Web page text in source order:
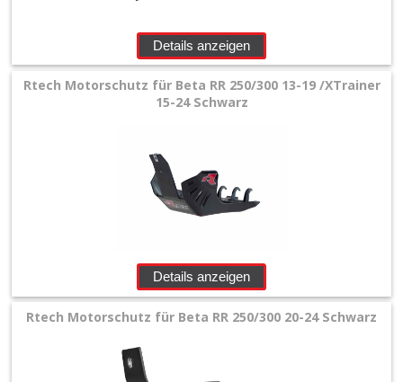
Details anzeigen
Rtech Motorschutz für Beta RR 250/300 13-19 /XTrainer
15-24 Schwarz
Details anzeigen
Rtech Motorschutz für Beta RR 250/300 20-24 Schwarz